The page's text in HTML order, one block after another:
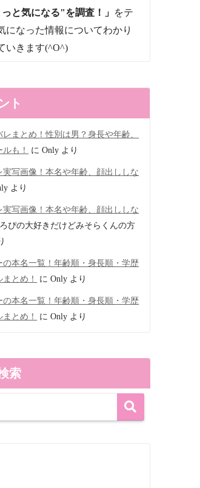
と気になる"を調査！」 をテ
になった情報についてわかり
いきます(^O^)
ト
まとめ！性別は男？身長や年齢、
も！
にOnly より
実写画像！本名や年齢、顔出ししな
より
実写画像！本名や年齢、顔出ししな
ぴの大好きだけどみそらくんの方
の本名一覧！年齢順・身長順・学歴
とめ！
にOnly より
の本名一覧！年齢順・身長順・学歴
とめ！
にOnly より
索